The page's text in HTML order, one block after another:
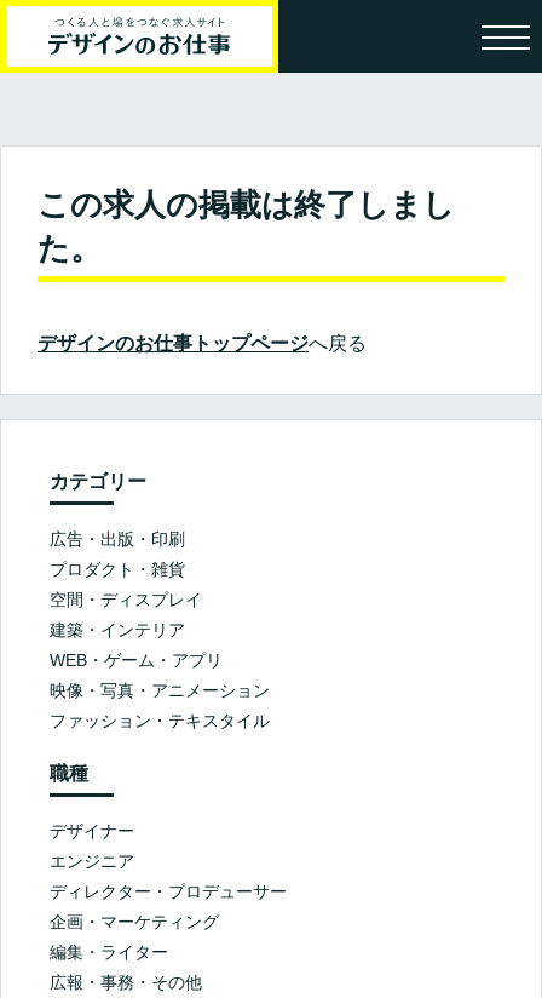
この求人の掲載は終了しまし
た。
デザインのお仕事トップページへ戻る
カテゴリー
広告・出版・印刷
プロダクト・雑貨
空間・ディスプレイ
建築・インテリア
WEB・ゲーム・アプリ
映像・写真・アニメーション
ファッション・テキスタイル
職種
デザイナー
エンジニア
ディレクター・プロデューサー
企画・マーケティング
編集・ライター
広報・事務・その他